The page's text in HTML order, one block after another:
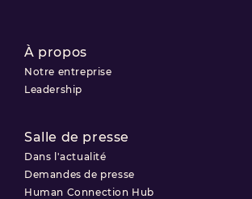
À propos
Notre entreprise
Leadership
Salle de presse
Dans l'actualité
Demandes de presse
Human Connection Hub